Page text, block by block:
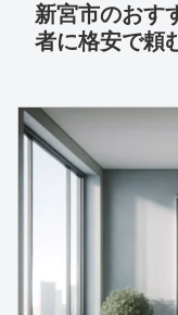
新宮市のおす
者に格安で頼